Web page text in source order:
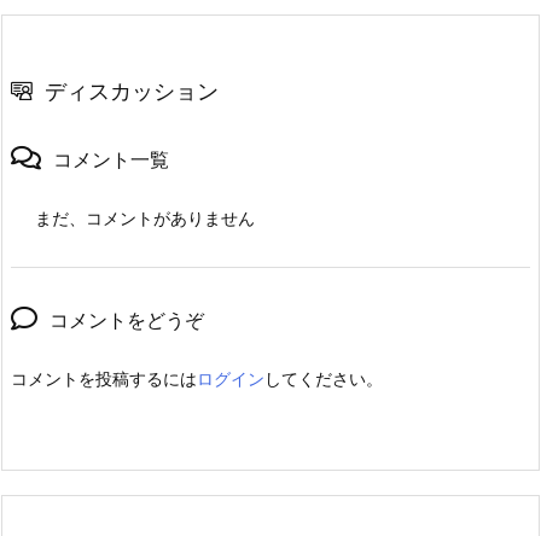
ディスカッション
コメント一覧
まだ、コメントがありません
コメントをどうぞ
コメントを投稿するにはログイン してください。